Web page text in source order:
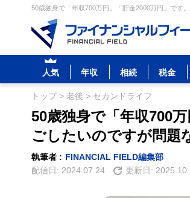
50歳独身で「年収700万円」「貯金2000万円」です
人気 年収 相続 税金
トップ> 老後 > セカンドライフ
50歳独身で「年収700
ごしたいのですが問題
執筆者 : FINANCIAL FIELD編集部
配信日: 2024.07.24 更新日: